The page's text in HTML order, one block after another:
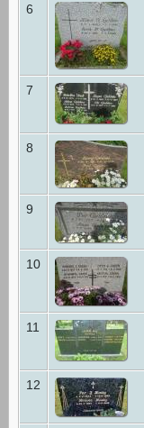
6
7
8
9
10
11
12